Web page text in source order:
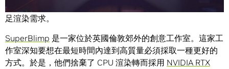
看到更高質量的繪圖，公司和工作室必須採用最新技術來滿
足渲染需求。
SuperBlimp 是一家位於英國倫敦郊外的創意工作室。這家工
作室深知要想在最短時間內達到高質量必須採取一種更好的
方式。於是，他們捨棄了 CPU 渲染轉而採用 NVIDIA RTX